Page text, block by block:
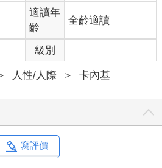
個人志向的武器就是上司的批評。我
提供人們努力工作的激勵因子。我由
。」
。
界拜會過無數知名人士，」施瓦布宣
如何偉大、地位如何崇高，唯有付出
適讀年
齡
全齡適讀
級別
人性/人際 ＞ 卡內基
寫評價